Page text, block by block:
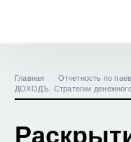
Главная
Отчетность по
ДОХОДЪ. Стратегии